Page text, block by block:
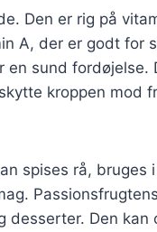
Den er rig på
A, der er godt for
en sund fordøjelse.
kroppen mod
spises rå, bruges i
desserter. Den kan